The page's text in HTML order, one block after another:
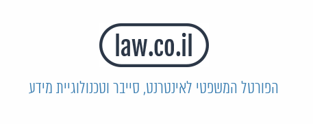
הפורטל המשפטי לאינטרנט, סייבר וטכנולוגיית מידע